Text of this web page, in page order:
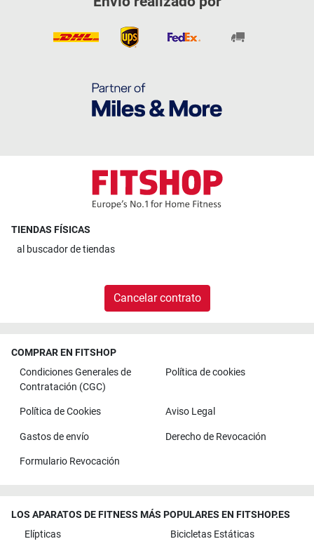
TIENDAS FÍSICAS
al buscador de tiendas
Cancelar contrato
COMPRAR EN FITSHOP
Condiciones Generales de
Contratación (CGC)
Política de cookies
Política de Cookies Aviso Legal
Gastos de envío Derecho de Revocación
Formulario Revocación
LOS APARATOS DE FITNESS MÁS POPULARES EN FITSHOP.ES
Elípticas
Bicicletas Estáticas